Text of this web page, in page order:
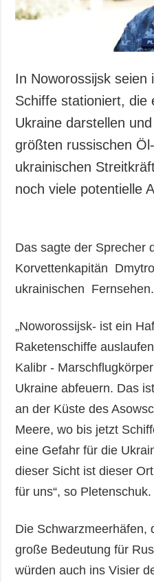
Notstand und
Notfälle
Veröffentlichungen
Interview
Fotos
Video
In Noworossijsk seien
Schiffe stationiert, die
Ukraine darstellen
größten russischen
ukrainischen
noch viele potentielle
Das sagte der Sprecher
Korvettenkapitän
ukrainischen Fernsehen.
„Noworossijsk- ist ein
Raketenschiffe
Kalibr -
Ukraine abfeuern. Das
an der Küste des
Meere, wo bis jetzt
eine Gefahr für die
dieser Sicht ist dieser
für uns“, so
Die Schwarzmeerhäfen,
große Bedeutung für
würden auch ins Visier